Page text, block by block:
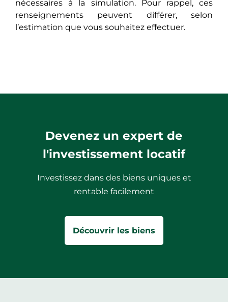
nécessaires à la simulation. Pour rappel, ces
renseignements peuvent différer, selon
l’estimation que vous souhaitez effectuer.
Devenez un expert de
l'investissement locatif
Investissez dans des biens uniques et
rentable facilement
Découvrir les biens